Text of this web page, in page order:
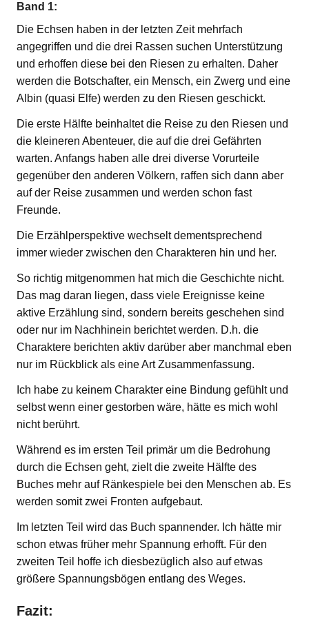
Band 1:
Die Echsen haben in der letzten Zeit mehrfach
angegriffen und die drei Rassen suchen Unterstützung
und erhoffen diese bei den Riesen zu erhalten. Daher
werden die Botschafter, ein Mensch, ein Zwerg und eine
Albin (quasi Elfe) werden zu den Riesen geschickt.
Die erste Hälfte beinhaltet die Reise zu den Riesen und
die kleineren Abenteuer, die auf die drei Gefährten
warten. Anfangs haben alle drei diverse Vorurteile
gegenüber den anderen Völkern, raffen sich dann aber
auf der Reise zusammen und werden schon fast
Freunde.
Die Erzählperspektive wechselt dementsprechend
immer wieder zwischen den Charakteren hin und her.
So richtig mitgenommen hat mich die Geschichte nicht.
Das mag daran liegen, dass viele Ereignisse keine
aktive Erzählung sind, sondern bereits geschehen sind
oder nur im Nachhinein berichtet werden. D.h. die
Charaktere berichten aktiv darüber aber manchmal eben
nur im Rückblick als eine Art Zusammenfassung.
Ich habe zu keinem Charakter eine Bindung gefühlt und
selbst wenn einer gestorben wäre, hätte es mich wohl
nicht berührt.
Während es im ersten Teil primär um die Bedrohung
durch die Echsen geht, zielt die zweite Hälfte des
Buches mehr auf Ränkespiele bei den Menschen ab. Es
werden somit zwei Fronten aufgebaut.
Im letzten Teil wird das Buch spannender. Ich hätte mir
schon etwas früher mehr Spannung erhofft. Für den
zweiten Teil hoffe ich diesbezüglich also auf etwas
größere Spannungsbögen entlang des Weges.
Fazit: